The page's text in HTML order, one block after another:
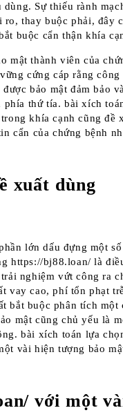
Sự thiếu rành
ro, thay buộc phải, đây
buộc cẩn thận khía
mật thành viên của
cứng cáp rằng công
bảo mật đảm bảo
thứ tía. bài xích
khía cạnh cũng đề
cẩn của chứng bệnh
xuất dùng
lớn dấu đựng một
https://bj88.loan/ là
nghiệm vứt công ra
vay cao, phí tổn phạt
bắt buộc phân tích một
mật cũng chủ yếu là
bài xích toán lựa
vài hiện tượng bảo
với một